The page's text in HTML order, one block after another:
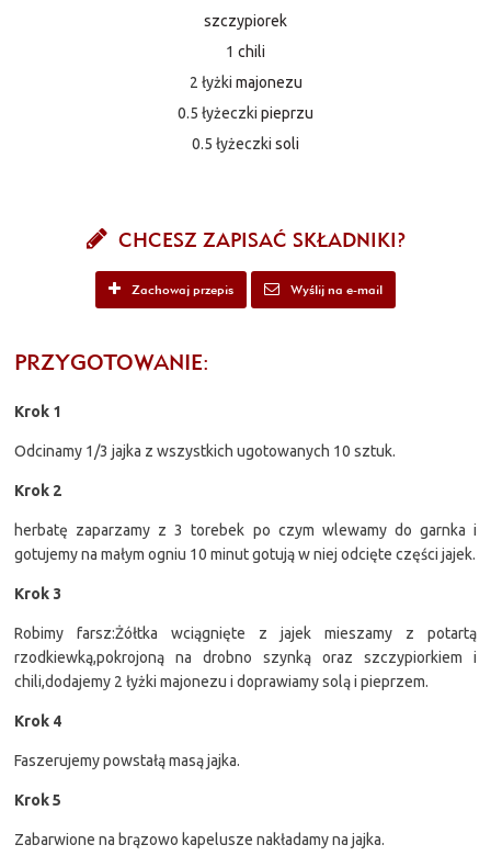
szczypiorek
1 chili
2 łyżki majonezu
0.5 łyżeczki pieprzu
0.5 łyżeczki soli
CHCESZ ZAPISAĆ SKŁADNIKI?
Zachowaj przepis Wyślij na e-mail
PRZYGOTOWANIE:
Krok 1
Odcinamy 1/3 jajka z wszystkich ugotowanych 10 sztuk.
Krok 2
herbatę zaparzamy z 3 torebek po czym wlewamy do garnka i
gotujemy na małym ogniu 10 minut gotują w niej odcięte części jajek.
Krok 3
Robimy farsz:Żółtka wciągnięte z jajek mieszamy z potartą
rzodkiewką,pokrojoną na drobno szynką oraz szczypiorkiem i
chili,dodajemy 2 łyżki majonezu i doprawiamy solą i pieprzem.
Krok 4
Faszerujemy powstałą masą jajka.
Krok 5
Zabarwione na brązowo kapelusze nakładamy na jajka.